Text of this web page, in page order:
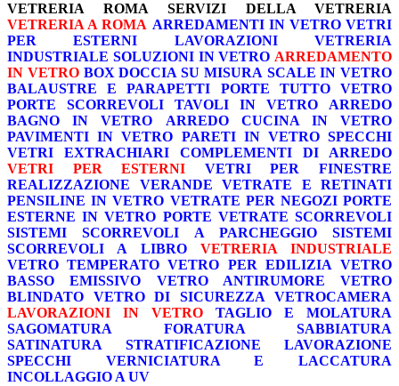
VETRERIA ROMA
SERVIZI DELLA VETRERIA
VETRERIA A ROMA ARREDAMENTI IN VETRO VETRI
PER ESTERNI
LAVORAZIONI
VETRERIA
INDUSTRIALE SOLUZIONI IN VETRO ARREDAMENTO
IN VETRO BOX DOCCIA SU MISURA SCALE IN VETRO
BALAUSTRE E PARAPETTI
PORTE TUTTO VETRO
PORTE SCORREVOLI
TAVOLI IN VETRO
ARREDO
BAGNO IN VETRO
ARREDO CUCINA IN VETRO
PAVIMENTI IN VETRO PARETI IN VETRO SPECCHI
VETRI EXTRACHIARI
COMPLEMENTI DI ARREDO
VETRI PER ESTERNI
VETRI PER FINESTRE
REALIZZAZIONE VERANDE
VETRATE E RETINATI
PENSILINE IN VETRO VETRATE PER NEGOZI PORTE
ESTERNE IN VETRO PORTE VETRATE SCORREVOLI
SISTEMI SCORREVOLI A PARCHEGGIO
SISTEMI
SCORREVOLI A LIBRO
VETRERIA INDUSTRIALE
VETRO TEMPERATO VETRO PER EDILIZIA VETRO
BASSO EMISSIVO
VETRO ANTIRUMORE
VETRO
BLINDATO
VETRO DI SICUREZZA
VETROCAMERA
LAVORAZIONI IN VETRO
TAGLIO E MOLATURA
SAGOMATURA
FORATURA
SABBIATURA
SATINATURA
STRATIFICAZIONE
LAVORAZIONE
SPECCHI
VERNICIATURA E LACCATURA
INCOLLAGGIO A UV